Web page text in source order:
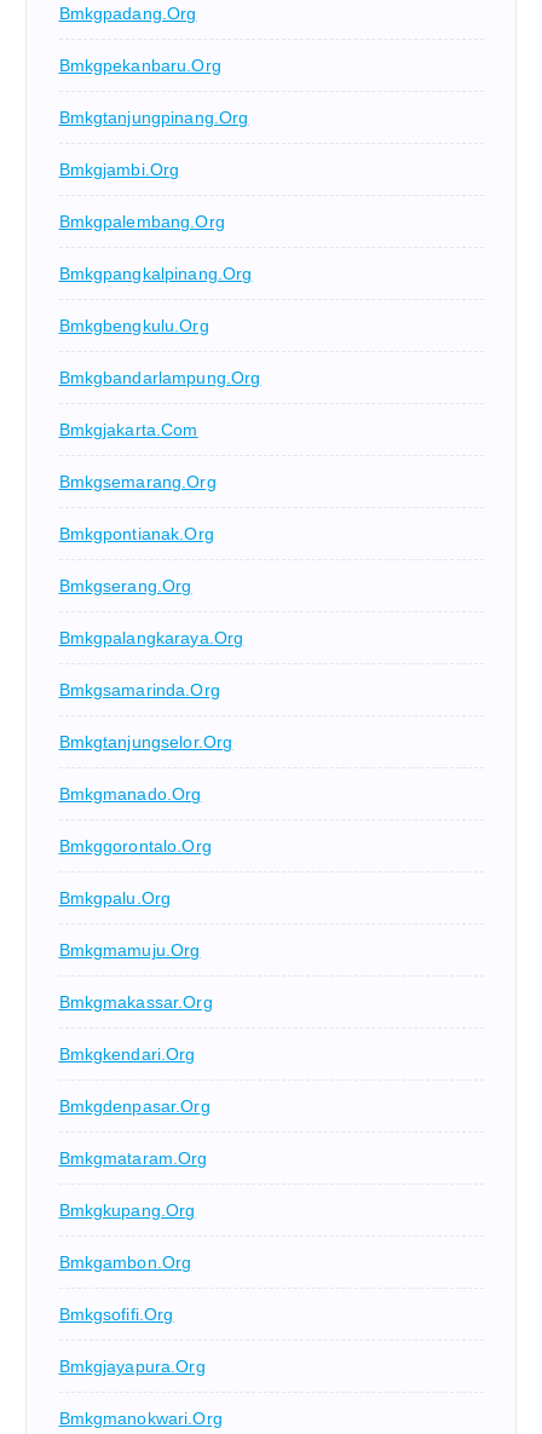
Bmkgpadang.org
Bmkgpekanbaru.org
Bmkgtanjungpinang.org
Bmkgjambi.org
Bmkgpalembang.org
Bmkgpangkalpinang.org
Bmkgbengkulu.org
Bmkgbandarlampung.org
Bmkgjakarta.com
Bmkgsemarang.org
Bmkgpontianak.org
Bmkgserang.org
Bmkgpalangkaraya.org
Bmkgsamarinda.org
Bmkgtanjungselor.org
Bmkgmanado.org
Bmkggorontalo.org
Bmkgpalu.org
Bmkgmamuju.org
Bmkgmakassar.org
Bmkgkendari.org
Bmkgdenpasar.org
Bmkgmataram.org
Bmkgkupang.org
Bmkgambon.org
Bmkgsofifi.org
Bmkgjayapura.org
Bmkgmanokwari.org